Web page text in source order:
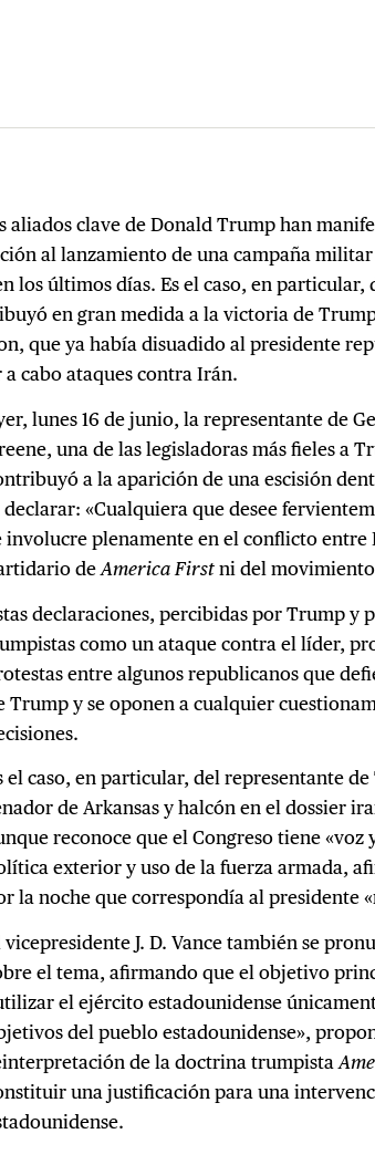
aliados clave de Donald Trump han
al lanzamiento de una campaña
los últimos días. Es el caso, en particular,
en gran medida a la victoria de
que ya había disuadido al presidente
cabo ataques contra Irán.
lunes 16 de junio, la representante de
una de las legisladoras más fieles a
a la aparición de una escisión
declarar: «Cualquiera que desee
involucre plenamente en el conflicto entre
deAmerica Firstni del movimiento
declaraciones, percibidas por Trump y
como un ataque contra el líder,
entre algunos republicanos que
Trump y se oponen a cualquier
el caso, en particular, del representante de
de Arkansas y halcón en el dossier
reconoce que el Congreso tiene «voz
exterior y uso de la fuerza armada,
la noche que correspondía al presidente
vicepresidente J. D. Vance también se
el tema, afirmando que el objetivo
el ejército estadounidense
del pueblo estadounidense»,
de la doctrina trumpista
una justificación para una